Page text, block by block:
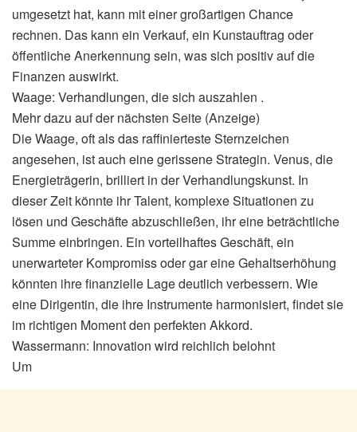
umgesetzt hat, kann mit einer großartigen Chance
rechnen. Das kann ein Verkauf, ein Kunstauftrag oder
öffentliche Anerkennung sein, was sich positiv auf die
Finanzen auswirkt.
Waage: Verhandlungen, die sich auszahlen .
Mehr dazu auf der nächsten Seite (Anzeige)
Die Waage, oft als das raffinierteste Sternzeichen
angesehen, ist auch eine gerissene Strategin. Venus, die
Energieträgerin, brilliert in der Verhandlungskunst. In
dieser Zeit könnte ihr Talent, komplexe Situationen zu
lösen und Geschäfte abzuschließen, ihr eine beträchtliche
Summe einbringen. Ein vorteilhaftes Geschäft, ein
unerwarteter Kompromiss oder gar eine Gehaltserhöhung
könnten ihre finanzielle Lage deutlich verbessern. Wie
eine Dirigentin, die ihre Instrumente harmonisiert, findet sie
im richtigen Moment den perfekten Akkord.
Wassermann: Innovation wird reichlich belohnt
Um